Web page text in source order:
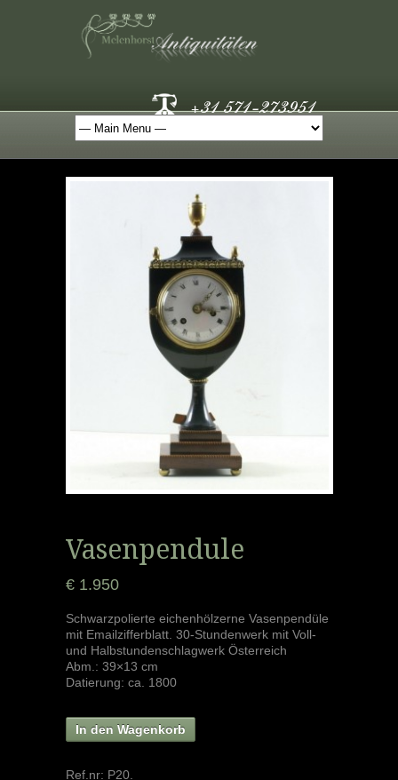
Vasenpendule
€ 1.950
Schwarzpolierte eichenhölzerne Vasenpendüle
mit Emailzifferblatt. 30-Stundenwerk mit Voll-
und Halbstundenschlagwerk Österreich
Abm.: 39×13 cm
Datierung: ca. 1800
In den Wagenkorb
Ref.nr: P20.